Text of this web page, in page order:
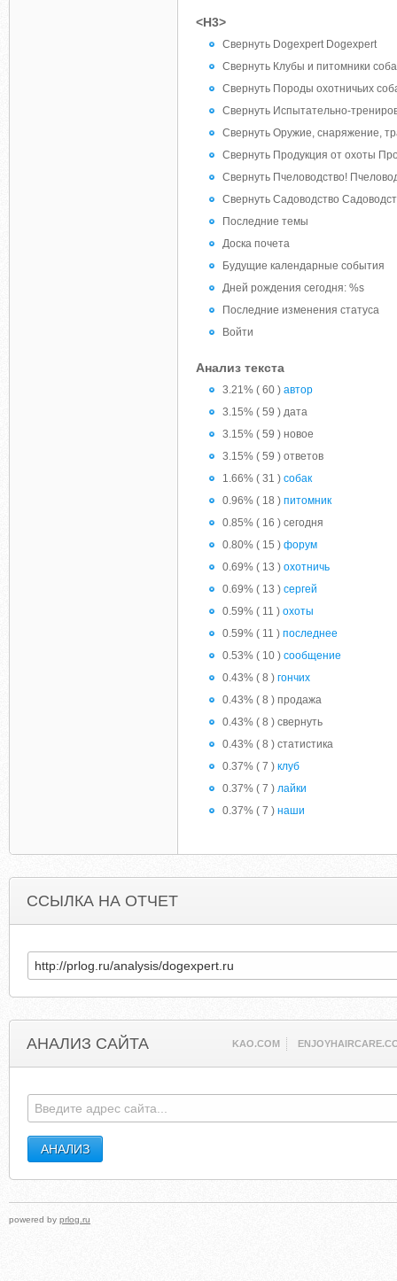
<H3>
Свернуть Dogexpert Dogexpert
Свернуть Клубы и питомники
Свернуть Породы охотничьих
Свернуть Испытательно-
Свернуть Оружие, снаряжение,
Свернуть Продукция от охоты
Свернуть Пчеловодство!
Свернуть Садоводство
Последние темы
Доска почета
Будущие календарные события
Дней рождения сегодня: %s
Последние изменения статуса
Войти
Анализ текста
3.21% ( 60 ) автор
3.15% ( 59 ) дата
3.15% ( 59 ) новое
3.15% ( 59 ) ответов
1.66% ( 31 ) собак
0.96% ( 18 ) питомник
0.85% ( 16 ) сегодня
0.80% ( 15 ) форум
0.69% ( 13 ) охотничь
0.69% ( 13 ) сергей
0.59% ( 11 ) охоты
0.59% ( 11 ) последнее
0.53% ( 10 ) сообщение
0.43% ( 8 ) гончих
0.43% ( 8 ) продажа
0.43% ( 8 ) свернуть
0.43% ( 8 ) статистика
0.37% ( 7 ) клуб
0.37% ( 7 ) лайки
0.37% ( 7 ) наши
ССЫЛКА НА ОТЧЕТ
АНАЛИЗ САЙТА KAO.COM
powered by prlog.ru